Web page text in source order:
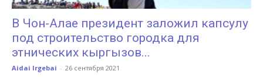
В Чон-Алае президент заложил капсулу
под строительство городка для
этнических кыргызов...
Aidai Irgebai - 26 сентября 2021